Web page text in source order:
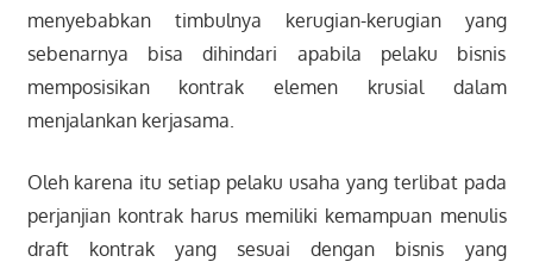
menyebabkan timbulnya kerugian-kerugian yang
sebenarnya bisa dihindari apabila pelaku bisnis
memposisikan kontrak elemen krusial dalam
menjalankan kerjasama.
Oleh karena itu setiap pelaku usaha yang terlibat pada
perjanjian kontrak harus memiliki kemampuan menulis
draft kontrak yang sesuai dengan bisnis yang